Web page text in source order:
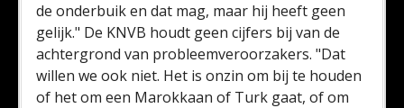
de onderbuik en dat mag, maar hij heeft geen
gelijk." De KNVB houdt geen cijfers bij van de
achtergrond van probleemveroorzakers. "Dat
willen we ook niet. Het is onzin om bij te houden
of het om een Marokkaan of Turk gaat, of om